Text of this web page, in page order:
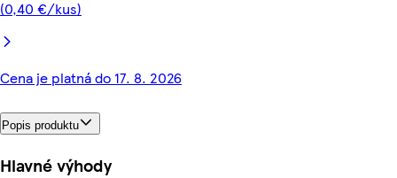
(0,40 €/kus)
Cena je platná do 17. 8. 2026
Popis produktu
Hlavné výhody